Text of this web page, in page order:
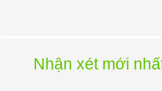
Nhận xét mới